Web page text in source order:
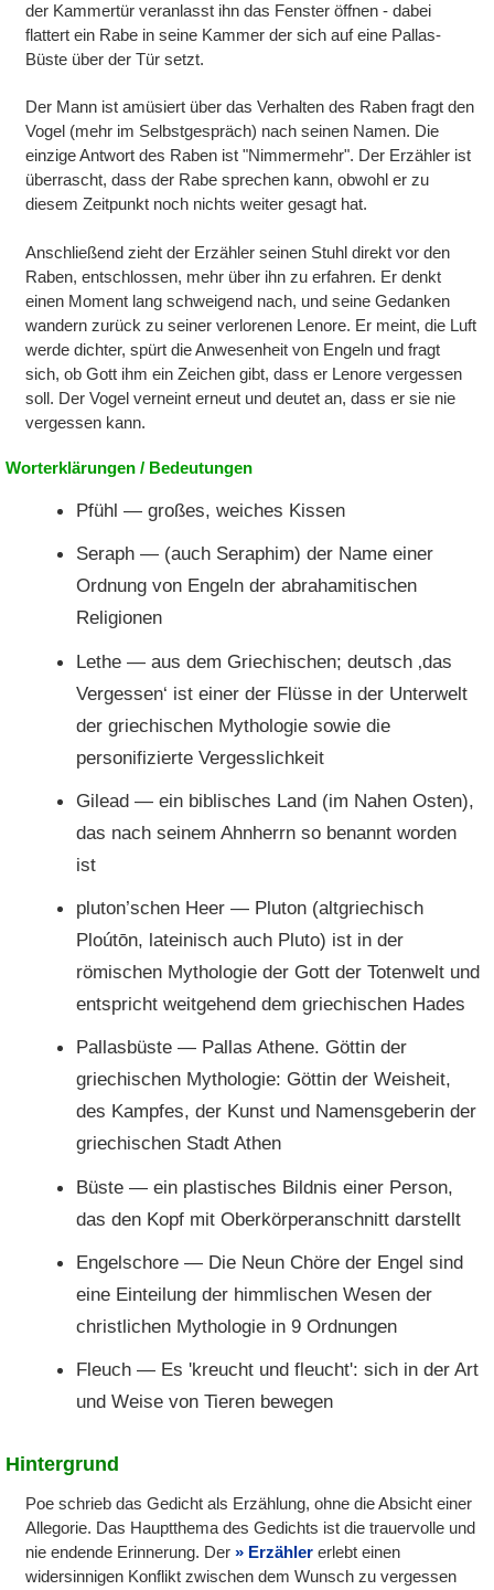
der Kammertür veranlasst ihn das Fenster öffnen - dabei
flattert ein Rabe in seine Kammer der sich auf eine Pallas-
Büste über der Tür setzt.
Der Mann ist amüsiert über das Verhalten des Raben fragt den
Vogel (mehr im Selbstgespräch) nach seinen Namen. Die
einzige Antwort des Raben ist "Nimmermehr". Der Erzähler ist
überrascht, dass der Rabe sprechen kann, obwohl er zu
diesem Zeitpunkt noch nichts weiter gesagt hat.
Anschließend zieht der Erzähler seinen Stuhl direkt vor den
Raben, entschlossen, mehr über ihn zu erfahren. Er denkt
einen Moment lang schweigend nach, und seine Gedanken
wandern zurück zu seiner verlorenen Lenore. Er meint, die Luft
werde dichter, spürt die Anwesenheit von Engeln und fragt
sich, ob Gott ihm ein Zeichen gibt, dass er Lenore vergessen
soll. Der Vogel verneint erneut und deutet an, dass er sie nie
vergessen kann.
Worterklärungen / Bedeutungen
Pfühl — großes, weiches Kissen
Seraph — (auch Seraphim) der Name einer
Ordnung von Engeln der abrahamitischen
Religionen
Lethe — aus dem Griechischen; deutsch ‚das
Vergessen‘ ist einer der Flüsse in der Unterwelt
der griechischen Mythologie sowie die
personifizierte Vergesslichkeit
Gilead — ein biblisches Land (im Nahen Osten),
das nach seinem Ahnherrn so benannt worden
ist
pluton’schen Heer — Pluton (altgriechisch
Ploútōn, lateinisch auch Pluto) ist in der
römischen Mythologie der Gott der Totenwelt und
entspricht weitgehend dem griechischen Hades
Pallasbüste — Pallas Athene. Göttin der
griechischen Mythologie: Göttin der Weisheit,
des Kampfes, der Kunst und Namensgeberin der
griechischen Stadt Athen
Büste — ein plastisches Bildnis einer Person,
das den Kopf mit Oberkörperanschnitt darstellt
Engelschore — Die Neun Chöre der Engel sind
eine Einteilung der himmlischen Wesen der
christlichen Mythologie in 9 Ordnungen
Fleuch — Es 'kreucht und fleucht': sich in der Art
und Weise von Tieren bewegen
Hintergrund
Poe schrieb das Gedicht als Erzählung, ohne die Absicht einer
Allegorie. Das Hauptthema des Gedichts ist die trauervolle und
nie endende Erinnerung. Der
Erzähler erlebt einen
widersinnigen Konflikt zwischen dem Wunsch zu vergessen